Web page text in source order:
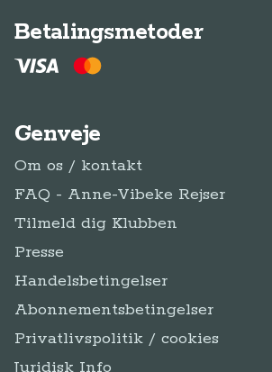
Betalingsmetoder
Genveje
Om os / kontakt
FAQ - Anne-Vibeke Rejser
Tilmeld dig Klubben
Presse
Handelsbetingelser
Abonnementsbetingelser
Privatlivspolitik / cookies
Juridisk Info